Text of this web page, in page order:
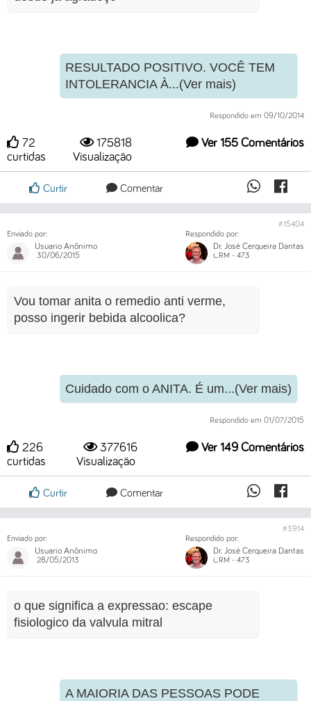
RESULTADO POSITIVO. VOCÊ TEM
INTOLERANCIA À...(Ver mais)
Respondido em 09/10/2014
Ver 155 Comentários
72
curtidas
175818
Visualização
Curtir Comentar
Enviado por:
Usuario Anônimo
30/06/2015
#15404
Respondido por:
Dr. José Cerqueira Dantas
CRM - 473
Vou tomar anita o remedio anti verme,
posso ingerir bebida alcoolica?
Cuidado com o ANITA. É um...(Ver mais)
Respondido em 01/07/2015
Ver 149 Comentários
226
curtidas
377616
Visualização
Curtir Comentar
Enviado por:
Usuario Anônimo
28/05/2013
#3914
Respondido por:
Dr. José Cerqueira Dantas
CRM - 473
o que significa a expressao: escape
fisiologico da valvula mitral
A MAIORIA DAS PESSOAS PODE